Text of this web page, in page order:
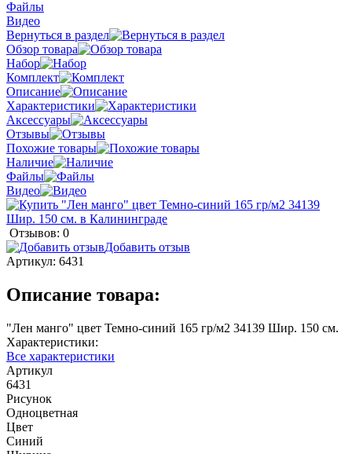
Файлы
Видео
Вернуться в раздел
Обзор товара
Набор
Комплект
Описание
Характеристики
Аксессуары
Отзывы
Похожие товары
Наличие
Файлы
Видео
Отзывов: 0
Добавить отзыв
Артикул: 6431
Описание товара:
"Лен манго" цвет Темно-синий 165 гр/м2 34139 Шир. 150 см.
Характеристики:
Все характеристики
Артикул
6431
Рисунок
Одноцветная
Цвет
Синий